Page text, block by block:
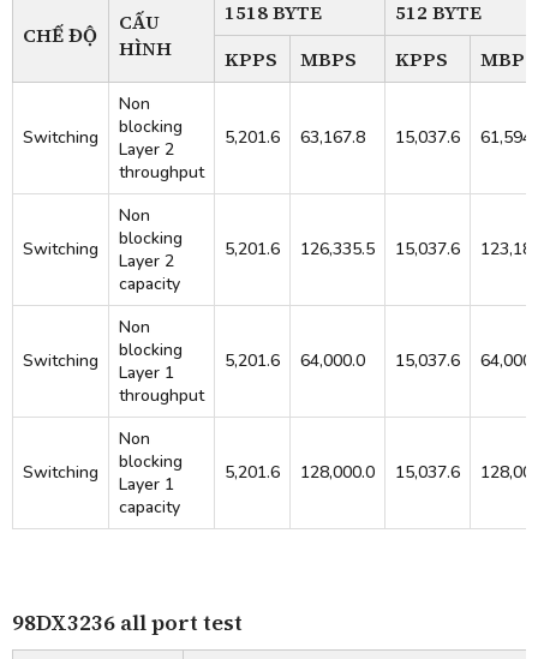
CHẾ ĐỘ
CẤU
HÌNH
1518 BYTE
512 BYTE
KPPS
MBPS KPPS MBPS
Switching
Non
blocking
Layer 2
throughput
5,201.6 63,167.8 15,037.6
Switching
Non
blocking
Layer 2
capacity
5,201.6 126,335.5 15,037.6
Switching
Non
blocking
Layer 1
throughput
5,201.6 64,000.0 15,037.6
Switching
Non
blocking
Layer 1
capacity
5,201.6 128,000.0 15,037.6
98DX3236 all port test